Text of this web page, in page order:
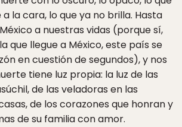
la cara, lo que ya no brilla. Hasta
a nuestras vidas (porque sí,
que llegue a México, este país se
en cuestión de segundos), y nos
tiene luz propia: la luz de las
de las veladoras en las
de los corazones que honran y
de su familia con amor.